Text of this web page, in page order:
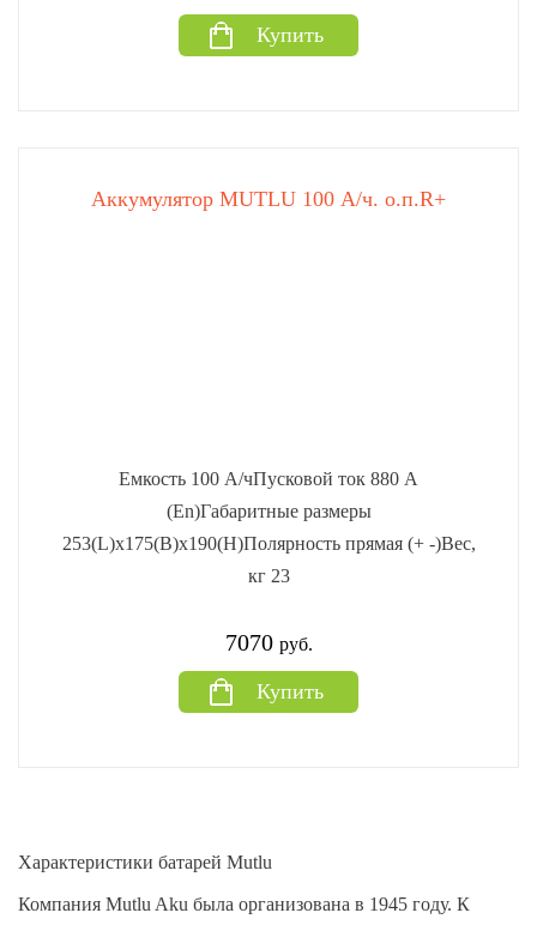
Купить
Аккумулятор MUTLU 100 А/ч. о.п.R+
Емкость 100 А/чПусковой ток 880 А
(En)Габаритные размеры
253(L)x175(B)x190(H)Полярность прямая (+ -)Вес,
кг 23
7070 руб.
Купить
Характеристики батарей Mutlu
Компания Mutlu Aku была организована в 1945 году. К